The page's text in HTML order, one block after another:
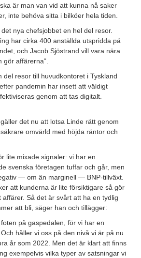
är man van vid att kunna nå saker
inte behöva sitta i bilköer hela tiden.
nya chefsjobbet en hel del resor.
har cirka 400 anställda utspridda på
och Jacob Sjöstrand vill vara nära
gör affärerna”.
resor till huvudkontoret i Tyskland
pandemin har insett att väldigt
genom att tas digitalt.
det nu att lotsa Linde rätt genom
omvärld med höjda räntor och
lite mixade signaler: vi har en
svenska företagen tuffar och går, men
— om än marginell — BNP-tillväxt.
att kunderna är lite försiktigare så gör
Så det är svårt att ha en tydlig
att bli, säger han och tillägger:
på gaspedalen, för vi har en
håller vi oss på den nivå vi är på nu
år som 2022. Men det är klart att finns
exempelvis vilka typer av satsningar vi